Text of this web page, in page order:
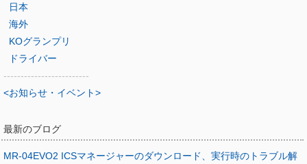
日本
海外
KOグランプリ
ドライバー
-------------------------
<お知らせ・イベント>
最新のブログ
MR-04EVO2 ICSマネージャーのダウンロード、実行時のトラブル解